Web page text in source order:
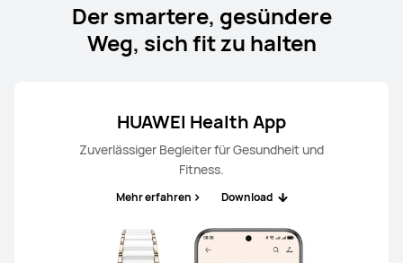
Der smartere, gesündere
Weg, sich fit zu halten
HUAWEI Health App
Zuverlässiger Begleiter für Gesundheit und
Fitness.
Mehr erfahren Download